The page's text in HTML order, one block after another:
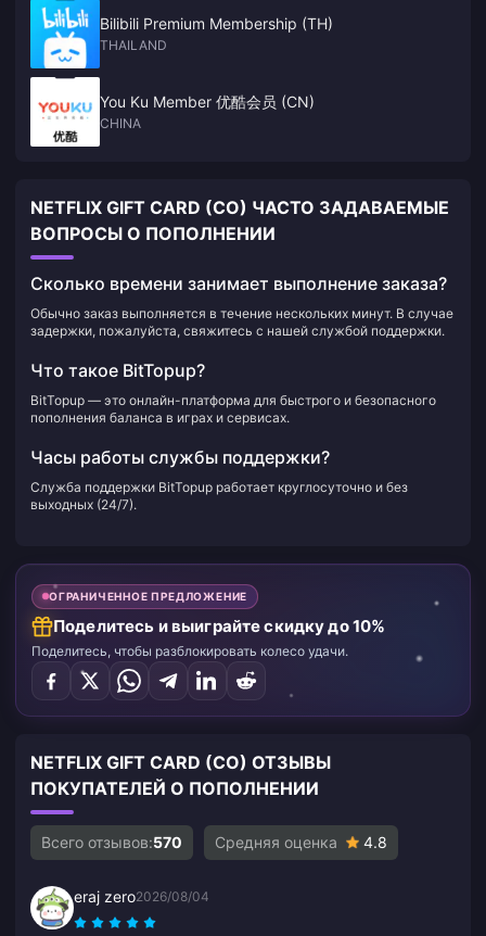
Bilibili Premium Membership (TH)
THAILAND
You Ku Member 优酷会员 (CN)
CHINA
NETFLIX GIFT CARD (CO) ЧАСТО ЗАДАВАЕМЫЕ
ВОПРОСЫ О ПОПОЛНЕНИИ
Сколько времени занимает выполнение заказа?
Обычно заказ выполняется в течение нескольких минут. В случае
задержки, пожалуйста, свяжитесь с нашей службой поддержки.
Что такое BitTopup?
BitTopup — это онлайн-платформа для быстрого и безопасного
пополнения баланса в играх и сервисах.
Часы работы службы поддержки?
Служба поддержки BitTopup работает круглосуточно и без
выходных (24/7).
ОГРАНИЧЕННОЕ ПРЕДЛОЖЕНИЕ
Поделитесь и выиграйте скидку до 10%
Поделитесь, чтобы разблокировать колесо удачи.
NETFLIX GIFT CARD (CO) ОТЗЫВЫ
ПОКУПАТЕЛЕЙ О ПОПОЛНЕНИИ
Всего отзывов:570 Средняя оценка 4.8
eraj zero2026/08/04